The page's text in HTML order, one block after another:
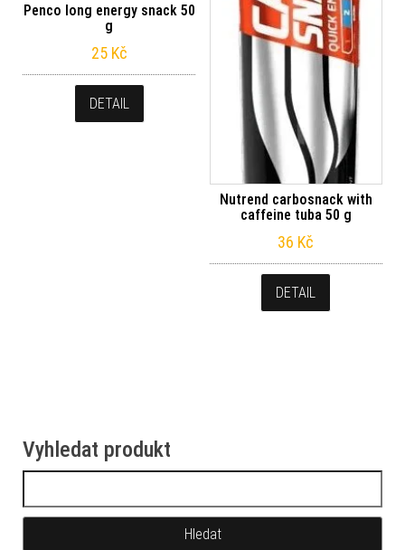
Penco long energy snack 50
g
25 Kč
DETAIL
Nutrend carbosnack with
caffeine tuba 50 g
36 Kč
DETAIL
Vyhledat produkt